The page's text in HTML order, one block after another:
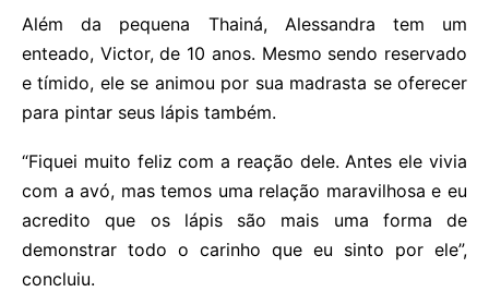
Além da pequena Thainá, Alessandra tem um
enteado, Victor, de 10 anos. Mesmo sendo reservado
e tímido, ele se animou por sua madrasta se oferecer
para pintar seus lápis também.
“Fiquei muito feliz com a reação dele. Antes ele vivia
com a avó, mas temos uma relação maravilhosa e eu
acredito que os lápis são mais uma forma de
demonstrar todo o carinho que eu sinto por ele”,
concluiu.